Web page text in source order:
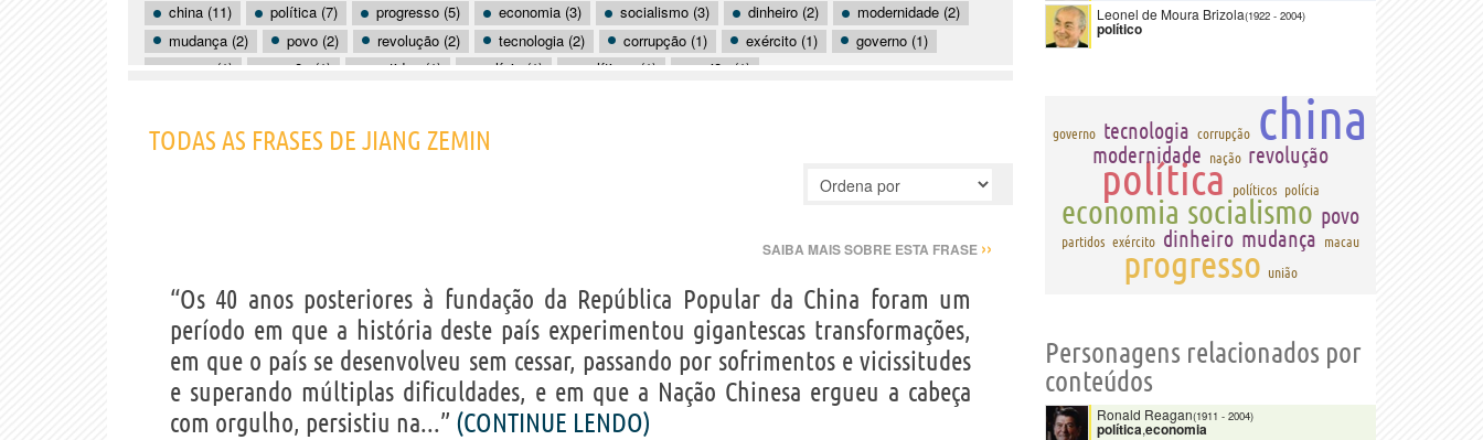
china (11) política (7) progresso (5) economia (3) socialismo (3) dinheiro (2)
modernidade (2)
mudança (2)
povo (2) revolução (2) tecnologia (2) corrupção (1) exército (1)
governo (1)
macau (1)
nação (1) partidos (1) polícia (1) políticos (1) união (1)
TODAS AS FRASES DE JIANG ZEMIN
SAIBA MAIS SOBRE ESTA FRASE ››
“Os 40 anos posteriores à fundação da República Popular da China foram um
período em que a história deste país experimentou gigantescas transformações,
em que o país se desenvolveu sem cessar, passando por sofrimentos e vicissitudes
e superando múltiplas dificuldades, e em que a Nação Chinesa ergueu a cabeça
com orgulho, persistiu na...” (CONTINUE LENDO)
Leonel de Moura Brizola(1922 - 2004)
político
governo tecnologia corrupção china
modernidade nação revolução
política políticos polícia
economia socialismo povo
partidos exército dinheiro mudança macau
progresso união
Personagens relacionados por
conteúdos
Ronald Reagan(1911 - 2004)
política,economia